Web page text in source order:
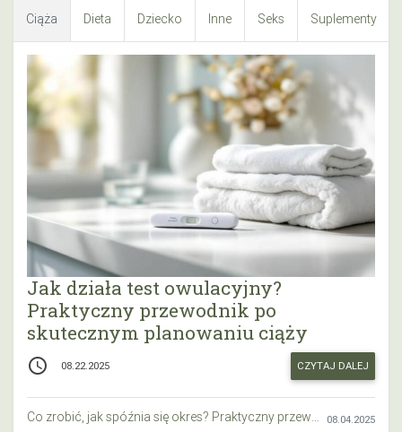
Ciąża Dieta Dziecko Inne Seks Suplementy
Jak działa test owulacyjny?
Praktyczny przewodnik po
skutecznym planowaniu ciąży
access_time 08.22.2025 CZYTAJ DALEJ
08.04.2025